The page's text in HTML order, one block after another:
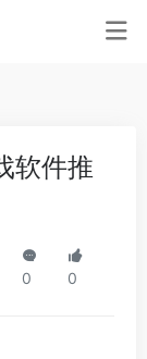
软件推
0 0